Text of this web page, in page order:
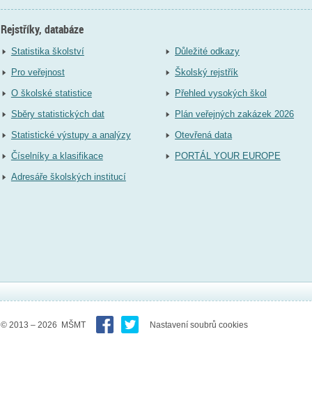
Rejstříky, databáze
Statistika školství
Pro veřejnost
O školské statistice
Sběry statistických dat
Statistické výstupy a analýzy
Číselníky a klasifikace
Adresáře školských institucí
Důležité odkazy
Školský rejstřík
Přehled vysokých škol
Plán veřejných zakázek 2026
Otevřená data
PORTÁL YOUR EUROPE
© 2013 – 2026 MŠMT Nastavení soubrů cookies